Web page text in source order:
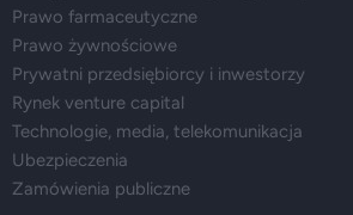
Prawo farmaceutyczne
Prawo żywnościowe
Prywatni przedsiębiorcy i inwestorzy
Rynek venture capital
Technologie, media, telekomunikacja
Ubezpieczenia
Zamówienia publiczne